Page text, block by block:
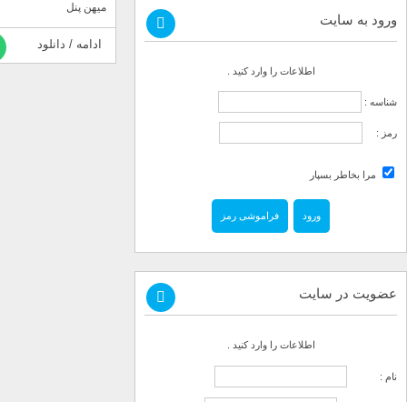
میهن پنل
ادامه / دانلود
ورود به سایت
اطلاعات را وارد کنید .
شناسه :
رمز :
مرا بخاطر بسپار
فراموشی رمز
عضویت در سایت
اطلاعات را وارد کنید .
نام :